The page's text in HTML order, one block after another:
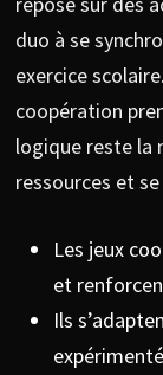
duo à se
exercice
coopération
logique reste la
ressources et
Les jeux
et
Ils